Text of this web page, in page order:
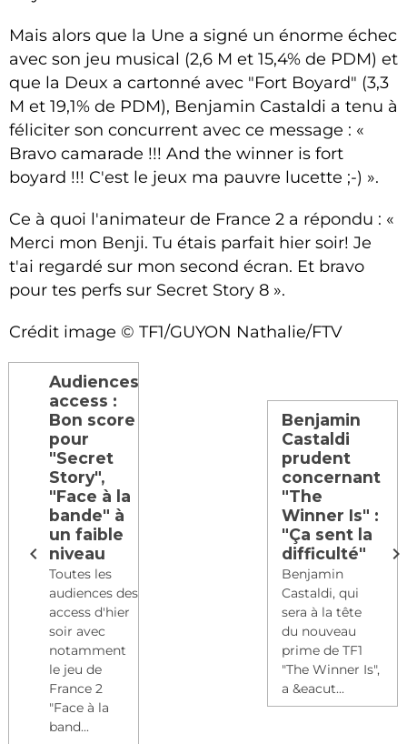
Mais alors que la Une a signé un énorme échec
avec son jeu musical (2,6 M et 15,4% de PDM) et
que la Deux a cartonné avec "Fort Boyard" (3,3
M et 19,1% de PDM), Benjamin Castaldi a tenu à
féliciter son concurrent avec ce message : «
Bravo camarade !!! And the winner is fort
boyard !!! C'est le jeux ma pauvre lucette ;-) ».
Ce à quoi l'animateur de France 2 a répondu : «
Merci mon Benji. Tu étais parfait hier soir! Je
t'ai regardé sur mon second écran. Et bravo
pour tes perfs sur Secret Story 8 ».
Crédit image © TF1/GUYON Nathalie/FTV
Audiences
access :
Bon score
pour
"Secret
Story",
"Face à la
bande" à
un faible
niveau
Toutes les
audiences des
access d'hier
soir avec
notamment
le jeu de
France 2
"Face à la
band...
Benjamin
Castaldi
prudent
concernant
"The
Winner Is" :
"Ça sent la
difficulté"
Benjamin
Castaldi, qui
sera à la tête
du nouveau
prime de TF1
"The Winner Is",
a &eacut...